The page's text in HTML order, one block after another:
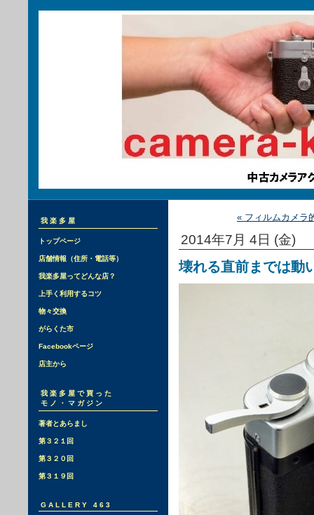
我楽多屋
トップページ
店舗情報（住所・電話等）
我楽多屋ってどんな店？
上手く利用するコツ
物々交換
がらくた市
Facebookページ
店主から
我楽多屋で買った
モノ・マガジン
著者とあらまし
第３２１回
第３２０回
第３１９回
GALLERY 463
« フィルムカメラ
2014年7月 4日 (金)
壊れる直前までは動